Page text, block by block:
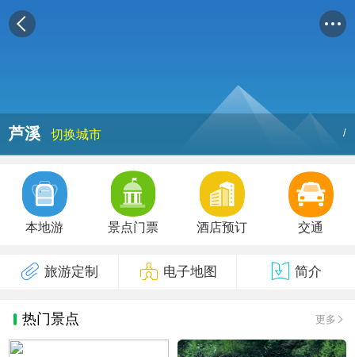
芦溪 切换城市 /
本地游 景点门票 酒店预订 交通
旅游定制 电子地图 简介
热门景点 更多